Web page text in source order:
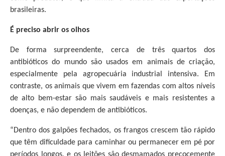
brasileiras.
É preciso abrir os olhos
De forma surpreendente, cerca de três quartos dos
antibióticos do mundo são usados em animais de criação,
especialmente pela agropecuária industrial intensiva. Em
contraste, os animais que vivem em fazendas com altos níveis
de alto bem-estar são mais saudáveis e mais resistentes a
doenças, e não dependem de antibióticos.
“Dentro dos galpões fechados, os frangos crescem tão rápido
que têm dificuldade para caminhar ou permanecer em pé por